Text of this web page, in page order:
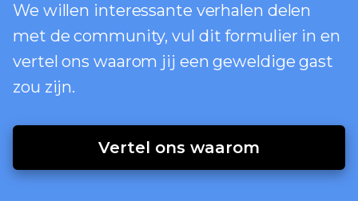
We willen interessante verhalen delen
met de community, vul dit formulier in en
vertel ons waarom jij een geweldige gast
zou zijn.
Vertel ons waarom